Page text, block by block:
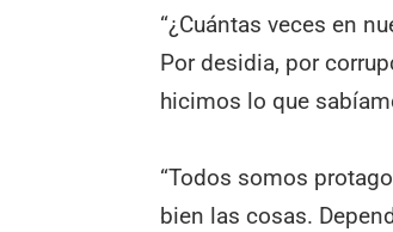
“¿Cuántas veces en
Por desidia, por
hicimos lo que
“Todos somos
bien las cosas.